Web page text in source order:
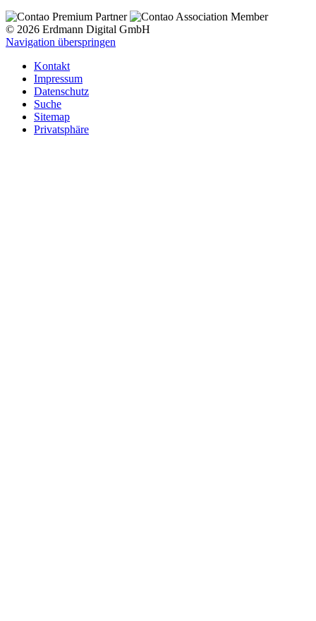
© 2026 Erdmann Digital GmbH
Navigation überspringen
Kontakt
Impressum
Datenschutz
Suche
Sitemap
Privatsphäre